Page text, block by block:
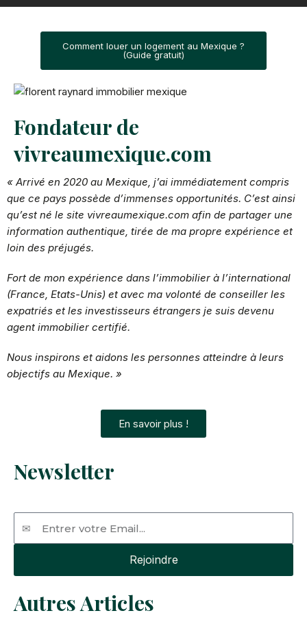
Comment louer un logement au Mexique ?
(Guide gratuit)
Fondateur de
vivreaumexique.com
« Arrivé en 2020 au Mexique, j’ai immédiatement compris
que ce pays possède d’immenses opportunités. C’est ainsi
qu’est né le site vivreaumexique.com afin de partager une
information authentique, tirée de ma propre expérience et
loin des préjugés.
Fort de mon expérience dans l’immobilier à l’international
(France, Etats-Unis) et avec ma volonté de conseiller les
expatriés et les investisseurs étrangers je suis devenu
agent immobilier certifié.
Nous inspirons et aidons les personnes atteindre à leurs
objectifs au Mexique. »
En savoir plus !
Newsletter
Rejoindre
Autres Articles